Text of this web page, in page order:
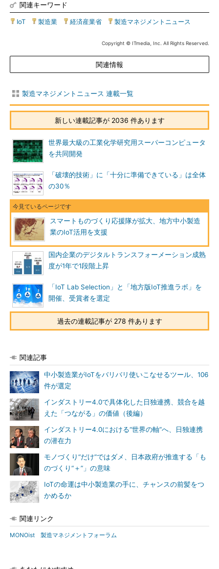
関連キーワード
IoT 製造業 経済産業省 製造マネジメントニュース
Copyright © ITmedia, Inc. All Rights Reserved.
関連情報
製造マネジメントニュース 連載一覧
新しい連載記事が 2036 件あります
世界最大級の工業化学研究用スーパーコンピュータ
を共同開発
「破壊的技術」に「十分に準備できている」は全体
の30％
スマートものづくり応援隊が拡大、地方中小製造
業のIoT活用を支援
国内企業のデジタルトランスフォーメーション成熟
度が1年で1段階上昇
「IoT Lab Selection」と「地方版IoT推進ラボ」を
開催、受賞者を選定
過去の連載記事が 278 件あります
関連記事
中小製造業がIoTをバリバリ使いこなせるツール、106
件が選定
インダストリー4.0で具体化した日独連携、競合を越
えた「つながる」の価値（後編）
インダストリー4.0における“世界の軸”へ、日独連携
の潜在力
モノづくり“だけ”ではダメ、日本政府が推進する「も
のづくり“＋”」の意味
IoTの命運は中小製造業の手に、チャンスの前髪をつ
かめるか
関連リンク
MONOist 製造マネジメントフォーラム